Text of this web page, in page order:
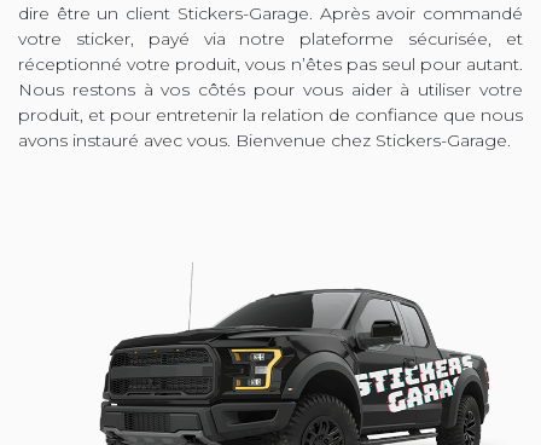
dire être un client Stickers-Garage. Après avoir commandé
votre sticker, payé via notre plateforme sécurisée, et
réceptionné votre produit, vous n’êtes pas seul pour autant.
Nous restons à vos côtés pour vous aider à utiliser votre
produit, et pour entretenir la relation de confiance que nous
avons instauré avec vous. Bienvenue chez Stickers-Garage.